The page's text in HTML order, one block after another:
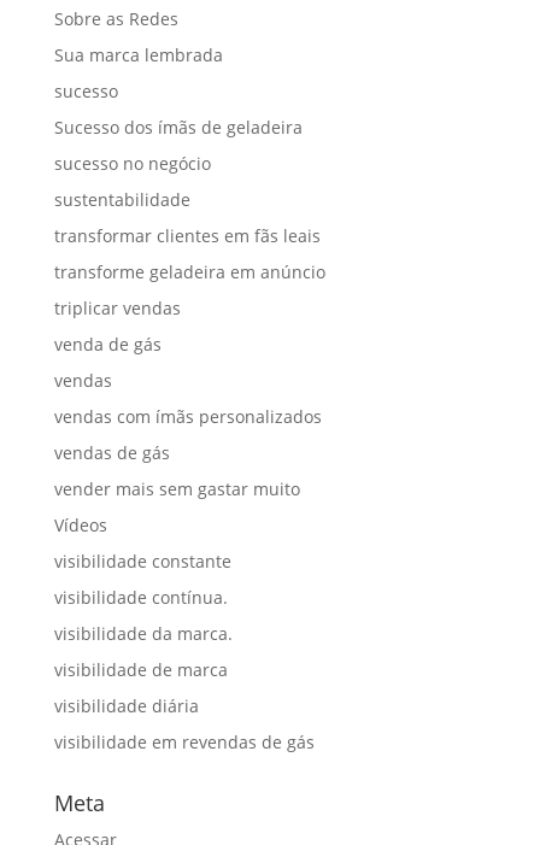
Sobre as Redes
Sua marca lembrada
sucesso
Sucesso dos ímãs de geladeira
sucesso no negócio
sustentabilidade
transformar clientes em fãs leais
transforme geladeira em anúncio
triplicar vendas
venda de gás
vendas
vendas com ímãs personalizados
vendas de gás
vender mais sem gastar muito
Vídeos
visibilidade constante
visibilidade contínua.
visibilidade da marca.
visibilidade de marca
visibilidade diária
visibilidade em revendas de gás
Meta
Acessar